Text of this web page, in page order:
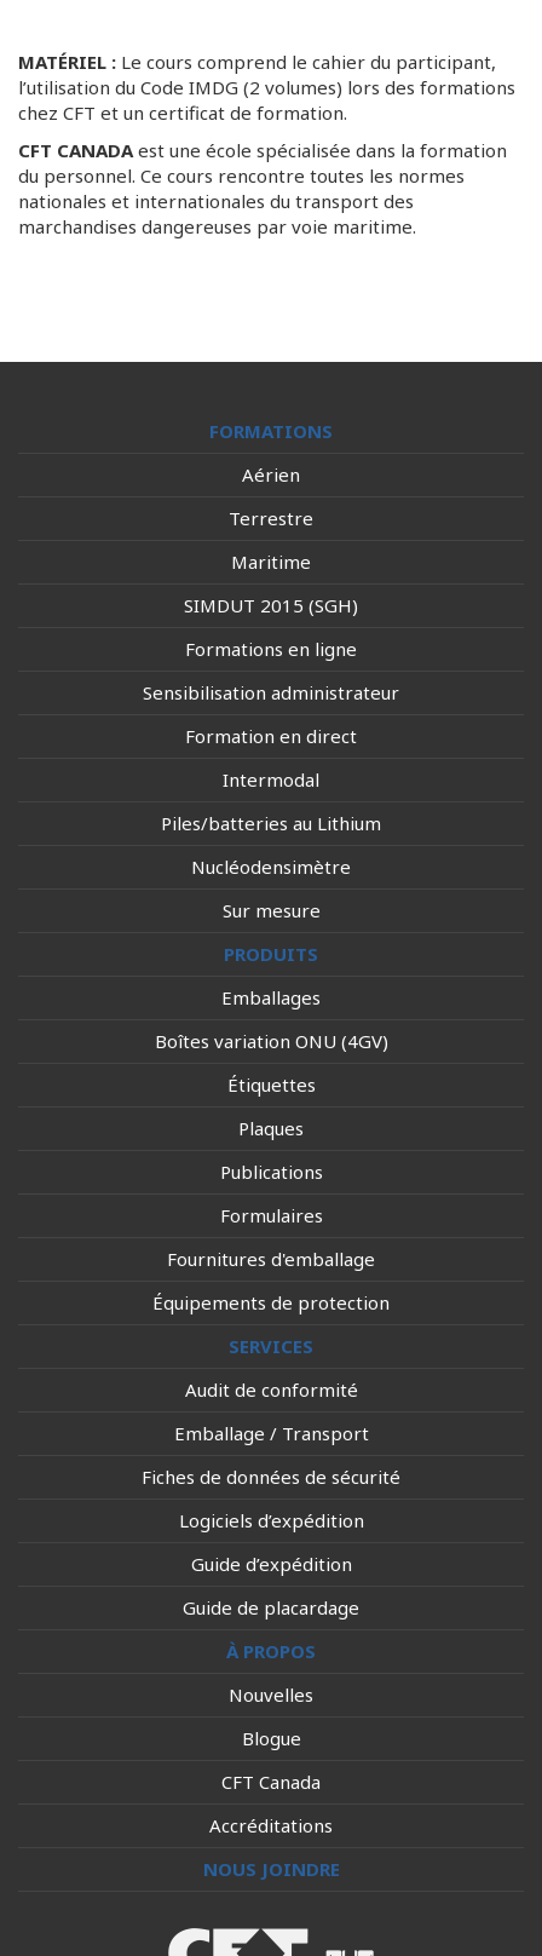
MATÉRIEL : Le cours comprend le cahier du participant,
l’utilisation du Code IMDG (2 volumes) lors des formations
chez CFT et un certificat de formation.
CFT CANADAest une école spécialisée dans la formation
du personnel. Ce cours rencontre toutes les normes
nationales et internationales du transport des
marchandises dangereuses par voie maritime.
FORMATIONS
Aérien
Terrestre
Maritime
SIMDUT 2015 (SGH)
Formations en ligne
Sensibilisation administrateur
Formation en direct
Intermodal
Piles/batteries au Lithium
Nucléodensimètre
Sur mesure
PRODUITS
Emballages
Boîtes variation ONU (4GV)
Étiquettes
Plaques
Publications
Formulaires
Fournitures d'emballage
Équipements de protection
SERVICES
Audit de conformité
Emballage / Transport
Fiches de données de sécurité
Logiciels d’expédition
Guide d’expédition
Guide de placardage
À PROPOS
Nouvelles
Blogue
CFT Canada
Accréditations
NOUS JOINDRE